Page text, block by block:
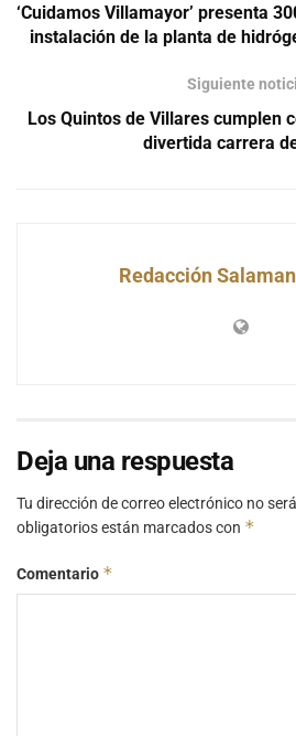
‘Cuidamos Villamayor’ presenta
instalación de la planta de
Siguiente
Los Quintos de Villares cumplen
divertida carrera
Redacción
Deja una respuesta
Tu dirección de correo electrónico no
obligatorios están marcados con *
Comentario *